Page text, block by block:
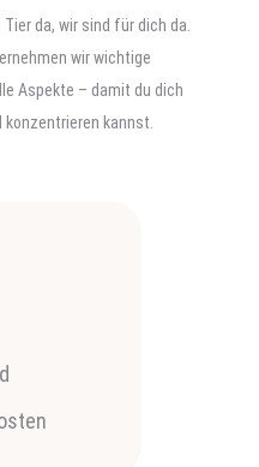
da, wir sind für dich da.
wir wichtige
Aspekte – damit du dich
kannst.